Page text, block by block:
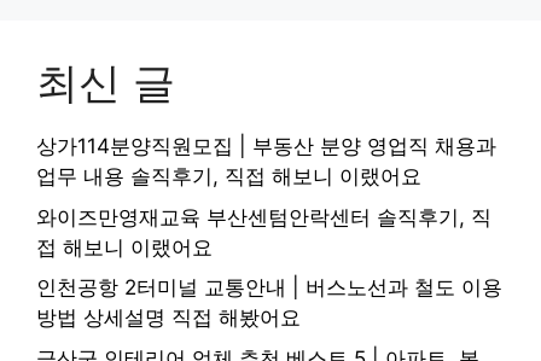
최신 글
상가114분양직원모집 | 부동산 분양 영업직 채용과
업무 내용 솔직후기, 직접 해보니 이랬어요
와이즈만영재교육 부산센텀안락센터 솔직후기, 직
접 해보니 이랬어요
인천공항 2터미널 교통안내 | 버스노선과 철도 이용
방법 상세설명 직접 해봤어요